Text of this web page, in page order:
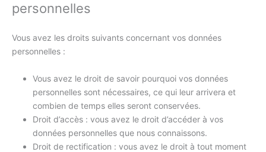
personnelles
Vous avez les droits suivants concernant vos données
personnelles :
Vous avez le droit de savoir pourquoi vos données
personnelles sont nécessaires, ce qui leur arrivera et
combien de temps elles seront conservées.
Droit d’accès : vous avez le droit d’accéder à vos
données personnelles que nous connaissons.
Droit de rectification : vous avez le droit à tout moment